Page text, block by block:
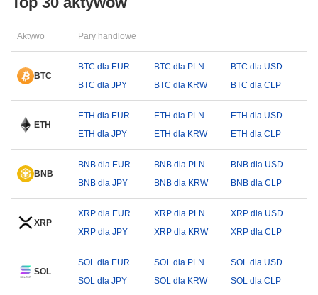
Aktywo Pary handlowe
BTC
BTC dla EUR BTC dla PLN
BTC dla USD
BTC dla JPY
BTC dla KRW BTC dla CLP
ETH
ETH dla EUR ETH dla PLN
ETH dla USD
ETH dla JPY
ETH dla KRW ETH dla CLP
BNB
BNB dla EUR BNB dla PLN
BNB dla USD
BNB dla JPY
BNB dla KRW BNB dla CLP
XRP
XRP dla EUR XRP dla PLN
XRP dla USD
XRP dla JPY
XRP dla KRW XRP dla CLP
SOL
SOL dla EUR SOL dla PLN
SOL dla USD
SOL dla JPY
SOL dla KRW SOL dla CLP